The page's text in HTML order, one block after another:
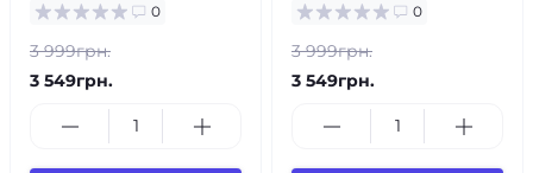
0
3 999грн.
3 549грн.
0
3 999грн.
3 549грн.